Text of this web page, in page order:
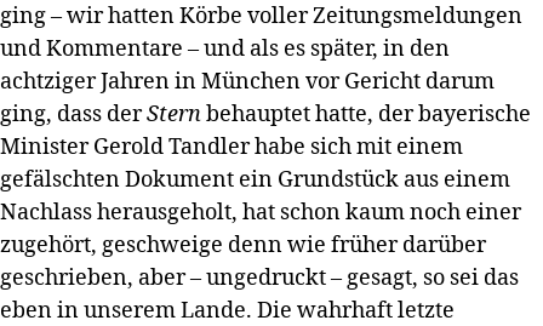
ging – wir hatten Körbe voller Zeitungsmeldungen
und Kommentare – und als es später, in den
achtziger Jahren in München vor Gericht darum
ging, dass derSternbehauptet hatte, der bayerische
Minister Gerold Tandler habe sich mit einem
gefälschten Dokument ein Grundstück aus einem
Nachlass herausgeholt, hat schon kaum noch einer
zugehört, geschweige denn wie früher darüber
geschrieben, aber – ungedruckt – gesagt, so sei das
eben in unserem Lande. Die wahrhaft letzte